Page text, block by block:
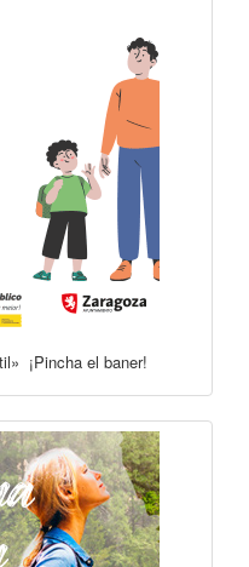
¡Pincha el baner!